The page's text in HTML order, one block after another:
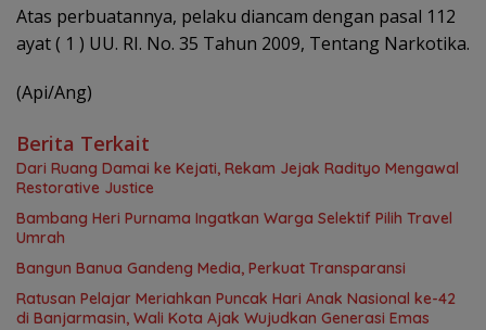
Atas perbuatannya, pelaku diancam dengan pasal 112
ayat ( 1 ) UU. RI. No. 35 Tahun 2009, Tentang Narkotika.
(Api/Ang)
Berita Terkait
Dari Ruang Damai ke Kejati, Rekam Jejak Radityo Mengawal
Restorative Justice
Bambang Heri Purnama Ingatkan Warga Selektif Pilih Travel
Umrah
Bangun Banua Gandeng Media, Perkuat Transparansi
Ratusan Pelajar Meriahkan Puncak Hari Anak Nasional ke-42
di Banjarmasin, Wali Kota Ajak Wujudkan Generasi Emas